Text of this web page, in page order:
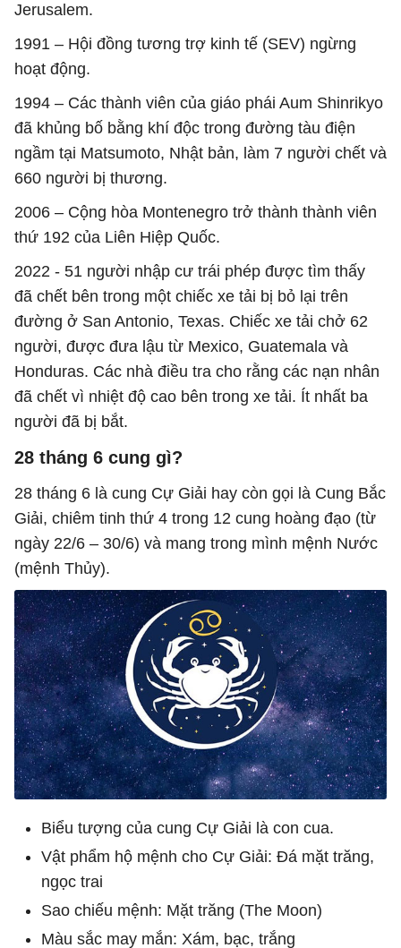
Jerusalem.
1991 – Hội đồng tương trợ kinh tế (SEV) ngừng
hoạt động.
1994 – Các thành viên của giáo phái Aum Shinrikyo
đã khủng bố bằng khí độc trong đường tàu điện
ngầm tại Matsumoto, Nhật bản, làm 7 người chết và
660 người bị thương.
2006 – Cộng hòa Montenegro trở thành thành viên
thứ 192 của Liên Hiệp Quốc.
2022 - 51 người nhập cư trái phép được tìm thấy
đã chết bên trong một chiếc xe tải bị bỏ lại trên
đường ở San Antonio, Texas. Chiếc xe tải chở 62
người, được đưa lậu từ Mexico, Guatemala và
Honduras. Các nhà điều tra cho rằng các nạn nhân
đã chết vì nhiệt độ cao bên trong xe tải. Ít nhất ba
người đã bị bắt.
28 tháng 6 cung gì?
28 tháng 6 là cung Cự Giải hay còn gọi là Cung Bắc
Giải, chiêm tinh thứ 4 trong 12 cung hoàng đạo (từ
ngày 22/6 – 30/6) và mang trong mình mệnh Nước
(mệnh Thủy).
Biểu tượng của cung Cự Giải là con cua.
Vật phẩm hộ mệnh cho Cự Giải: Đá mặt trăng,
ngọc trai
Sao chiếu mệnh: Mặt trăng (The Moon)
Màu sắc may mắn: Xám, bạc, trắng